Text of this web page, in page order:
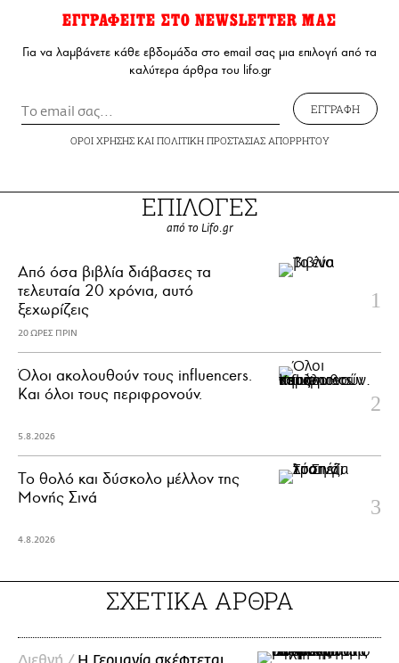
ΕΓΓΡΑΦΕΙΤΕ ΣΤΟ NEWSLETTER ΜΑΣ
Για να λαμβάνετε κάθε εβδομάδα στο email σας μια επιλογή από τα
καλύτερα άρθρα του lifo.gr
ΕΓΓΡΑΦΗ
ΟΡΟΙ ΧΡΗΣΗΣΚΑΙ ΠΟΛΙΤΙΚΗ ΠΡΟΣΤΑΣΙΑΣ ΑΠΟΡΡΗΤΟΥ
ΕΠΙΛΟΓΕΣ
από το Lifo.gr
Από όσα βιβλία διάβασες τα
τελευταία 20 χρόνια, αυτό
ξεχωρίζεις
20 ΩΡΕΣ ΠΡΙΝ
Όλοι ακολουθούν τους influencers.
Και όλοι τους περιφρονούν.
5.8.2026
Το θολό και δύσκολο μέλλον της
Μονής Σινά
4.8.2026
ΣΧΕΤΙΚΑ ΑΡΘΡΑ